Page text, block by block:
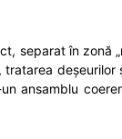
în zonă
ansamblu